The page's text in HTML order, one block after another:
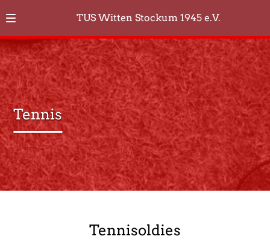
TUS Witten Stockum 1945 e.V.
Tennis
Tennisoldies